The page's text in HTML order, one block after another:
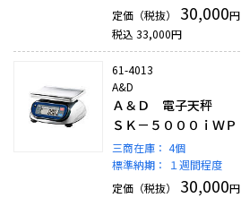
定価（税抜）
30,000円
税込 33,000円
61-4013
A&D
Ａ＆Ｄ 電子天秤
ＳＫ－５０００ｉＷＰ
三商在庫： 4個
標準納期：
１週間程度
定価（税抜）
30,000円